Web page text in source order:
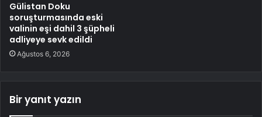
Gülistan Doku
soruşturmasında eski
valinin eşi dahil 3 şüpheli
adliyeye sevk edildi
Ağustos 6, 2026
Bir yanıt yazın